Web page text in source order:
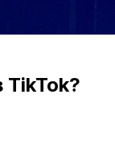
TikTok?